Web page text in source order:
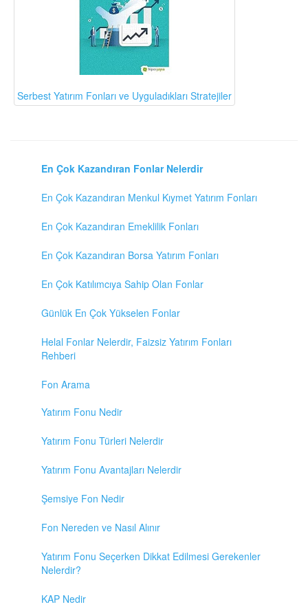
Serbest Yatırım Fonları ve Uyguladıkları Stratejiler
En Çok Kazandıran Fonlar Nelerdir
En Çok Kazandıran Menkul Kıymet Yatırım Fonları
En Çok Kazandıran Emeklilik Fonları
En Çok Kazandıran Borsa Yatırım Fonları
En Çok Katılımcıya Sahip Olan Fonlar
Günlük En Çok Yükselen Fonlar
Helal Fonlar Nelerdir, Faizsiz Yatırım Fonları
Rehberi
Fon Arama
Yatırım Fonu Nedir
Yatırım Fonu Türleri Nelerdir
Yatırım Fonu Avantajları Nelerdir
Şemsiye Fon Nedir
Fon Nereden ve Nasıl Alınır
Yatırım Fonu Seçerken Dikkat Edilmesi Gerekenler
Nelerdir?
KAP Nedir